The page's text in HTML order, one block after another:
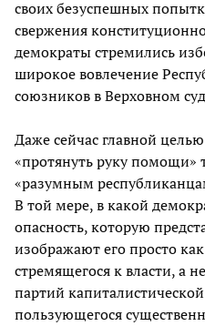
своих безуспешных
свержения
демократы стремились
широкое вовлечение
союзников в Верховном
Даже сейчас главной
«протянуть руку помощи»
«разумным
В той мере, в какой
опасность, которую
изображают его просто
стремящегося к власти, а
партий
пользующегося